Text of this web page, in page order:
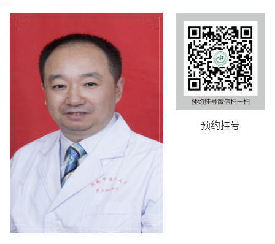
预约挂号